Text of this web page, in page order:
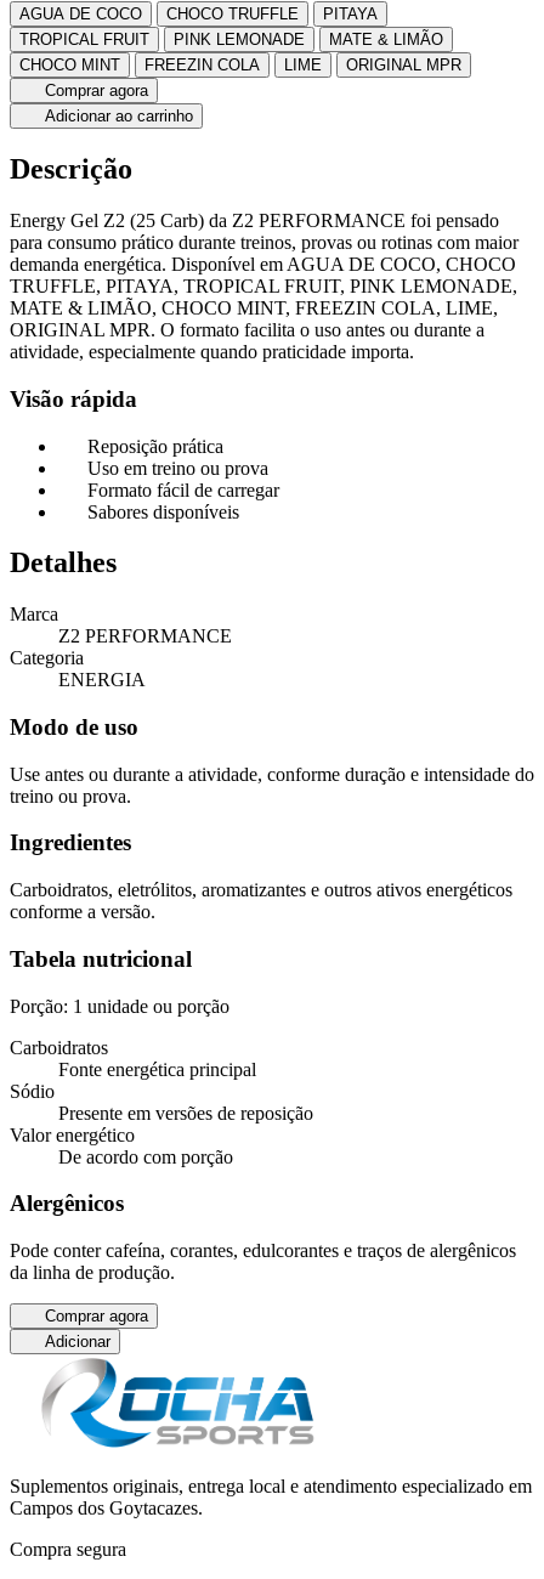
AGUA DE COCO CHOCO TRUFFLE
PITAYA
TROPICAL FRUIT
PINK LEMONADE
MATE & LIMÃO
CHOCO MINT
FREEZIN COLA LIME
ORIGINAL MPR
Comprar agora
Adicionar ao carrinho
Descrição
Energy Gel Z2 (25 Carb) da Z2 PERFORMANCE foi pensado
para consumo prático durante treinos, provas ou rotinas com maior
demanda energética. Disponível em AGUA DE COCO, CHOCO
TRUFFLE, PITAYA, TROPICAL FRUIT, PINK LEMONADE,
MATE & LIMÃO, CHOCO MINT, FREEZIN COLA, LIME,
ORIGINAL MPR. O formato facilita o uso antes ou durante a
atividade, especialmente quando praticidade importa.
Visão rápida
Reposição prática
Uso em treino ou prova
Formato fácil de carregar
Sabores disponíveis
Detalhes
Marca
Z2 PERFORMANCE
Categoria
ENERGIA
Modo de uso
Use antes ou durante a atividade, conforme duração e intensidade do
treino ou prova.
Ingredientes
Carboidratos, eletrólitos, aromatizantes e outros ativos energéticos
conforme a versão.
Tabela nutricional
Porção: 1 unidade ou porção
Carboidratos
Fonte energética principal
Sódio
Presente em versões de reposição
Valor energético
De acordo com porção
Alergênicos
Pode conter cafeína, corantes, edulcorantes e traços de alergênicos
da linha de produção.
Comprar agora
Adicionar
Suplementos originais, entrega local e atendimento especializado em
Campos dos Goytacazes.
Compra segura